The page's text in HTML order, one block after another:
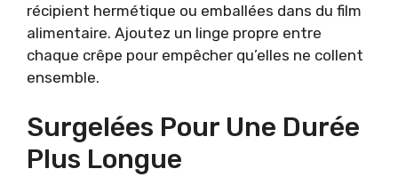
récipient hermétique ou emballées dans du film
alimentaire. Ajoutez un linge propre entre
chaque crêpe pour empêcher qu’elles ne collent
ensemble.
Surgelées Pour Une Durée
Plus Longue